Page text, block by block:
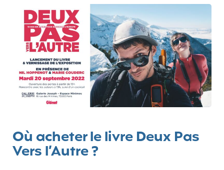
Où acheter le livre Deux Pas
Vers l’Autre ?